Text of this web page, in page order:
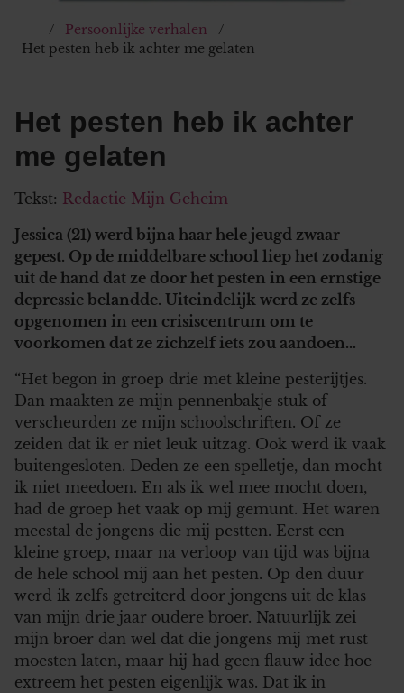
Persoonlijke verhalen
Het pesten heb ik achter me gelaten
Het pesten heb ik achter
me gelaten
Tekst: Redactie Mijn Geheim
Jessica (21) werd bijna haar hele jeugd zwaar
gepest. Op de middelbare school liep het zodanig
uit de hand dat ze door het pesten in een ernstige
depressie belandde. Uiteindelijk werd ze zelfs
opgenomen in een crisiscentrum om te
voorkomen dat ze zichzelf iets zou aandoen…
“Het begon in groep drie met kleine pesterijtjes.
Dan maakten ze mijn pennenbakje stuk of
verscheurden ze mijn schoolschriften. Of ze
zeiden dat ik er niet leuk uitzag. Ook werd ik vaak
buitengesloten. Deden ze een spelletje, dan mocht
ik niet meedoen. En als ik wel mee mocht doen,
had de groep het vaak op mij gemunt. Het waren
meestal de jongens die mij pestten. Eerst een
kleine groep, maar na verloop van tijd was bijna
de hele school mij aan het pesten. Op den duur
werd ik zelfs getreiterd door jongens uit de klas
van mijn drie jaar oudere broer. Natuurlijk zei
mijn broer dan wel dat die jongens mij met rust
moesten laten, maar hij had geen flauw idee hoe
extreem het pesten eigenlijk was. Dat ik in